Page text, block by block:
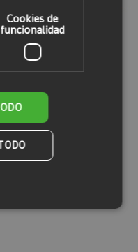
metal
sesión
Cookies de
funcionalidad